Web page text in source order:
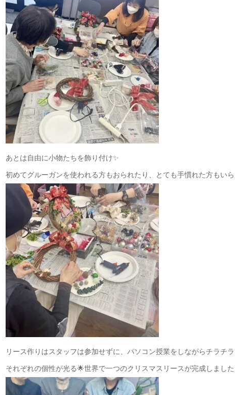
あとは自由に小物たちを飾り付け✨
初めてグルーガンを使われる方もおられたり、とても手慣れた方もい
リース作りはスタッフは参加せずに、パソコン授業をしながらチラチ
それぞれの個性が光る🌟世界で一つのクリスマスリースが完成しまし